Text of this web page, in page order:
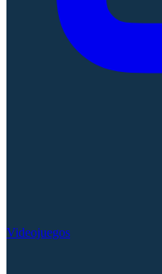
Videojuegos